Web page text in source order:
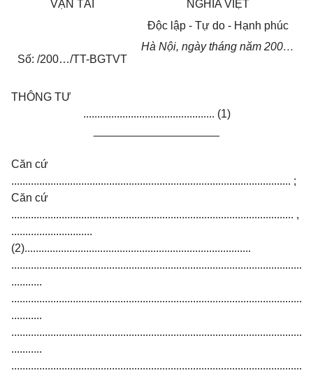
VẬN TẢ
Số: /200…/TT-BGTVT
NGH A VI ỆT
Độc l ập - Tựdo - Hạnh phúc
Hà Nội, ngày tháng năm 200…
THÔNG TƯ
............................................... (1)
Căn cứ
.................................................................................................... ;
Căn cứ
..................................................................................................... ,
.............................
(2).................................................................................
........................................................................................................
...........
........................................................................................................
...........
........................................................................................................
...........
........................................................................................................